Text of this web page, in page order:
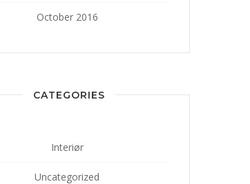
October 2016
CATEGORIES
Interiør
Uncategorized